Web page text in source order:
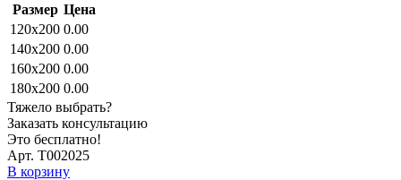
Размер Цена
120x200 0.00
140x200 0.00
160x200 0.00
180x200 0.00
Тяжело выбрать?
Заказать консультацию
Это бесплатно!
Арт. Т002025
В корзину